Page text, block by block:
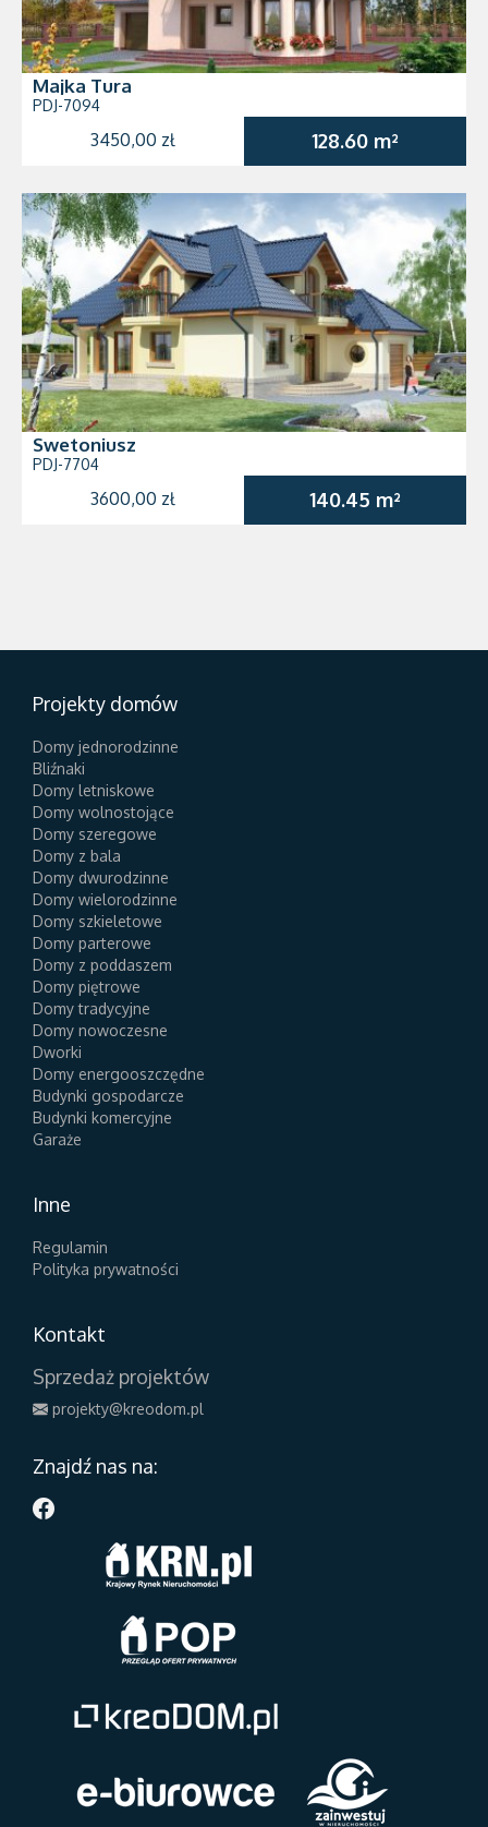
Majka Tura
PDJ-7094
3450,00 zł 128.60 m²
Swetoniusz
PDJ-7704
3600,00 zł 140.45 m²
Projekty domów
Domy jednorodzinne
Bliźnaki
Domy letniskowe
Domy wolnostojące
Domy szeregowe
Domy z bala
Domy dwurodzinne
Domy wielorodzinne
Domy szkieletowe
Domy parterowe
Domy z poddaszem
Domy piętrowe
Domy tradycyjne
Domy nowoczesne
Dworki
Domy energooszczędne
Budynki gospodarcze
Budynki komercyjne
Garaże
Inne
Regulamin
Polityka prywatności
Kontakt
Sprzedaż projektów
projekty@kreodom.pl
Znajdź nas na: